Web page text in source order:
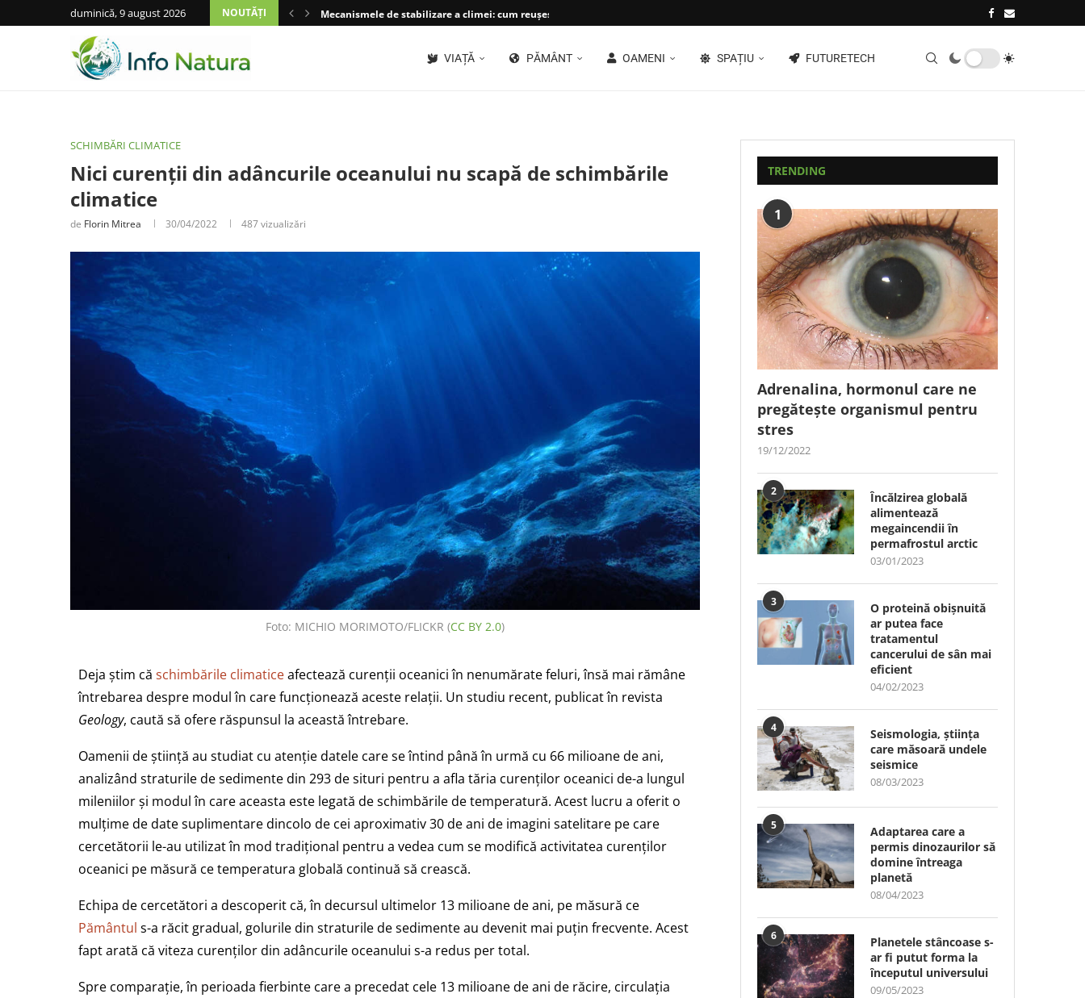
duminică, 9 august 2026 NOUTĂȚI Mecanismele de stabilizare a climei: cum reușește planeta...
VIAȚĂ PĂMÂNT OAMENI SPAȚIU FUTURETECH
SCHIMBĂRI CLIMATICE
Nici curenții din adâncurile oceanului nu scapă de schimbările
climatice
de Florin Mitrea 30/04/2022 487vizualizări
Foto: MICHIO MORIMOTO/FLICKR (CC BY 2.0)
Deja știm că schimbările climaticeafectează curenții oceanici în nenumărate feluri, însă mai rămâne
întrebarea despre modul în care funcționează aceste relații. Un studiu recent, publicat în revista
Geology, caută să ofere răspunsul la această întrebare.
Oamenii de știință au studiat cu atenție datele care se întind până în urmă cu 66 milioane de ani,
analizând straturile de sedimente din 293 de situri pentru a afla tăria curenților oceanici de-a lungul
mileniilor și modul în care aceasta este legată de schimbările de temperatură. Acest lucru a oferit o
mulțime de date suplimentare dincolo de cei aproximativ 30 de ani de imagini satelitare pe care
cercetătorii le-au utilizat în mod tradițional pentru a vedea cum se modifică activitatea curenților
oceanici pe măsură ce temperatura globală continuă să crească.
Echipa de cercetători a descoperit că, în decursul ultimelor 13 milioane de ani, pe măsură ce
Pământul s-a răcit gradual, golurile din straturile de sedimente au devenit mai puțin frecvente. Acest
fapt arată că viteza curenților din adâncurile oceanului s-a redus per total.
Spre comparație, în perioada fierbinte care a precedat cele 13 milioane de ani de răcire, circulația
TRENDING
1
Adrenalina, hormonul care ne
pregătește organismul pentru
stres
19/12/2022
2
Încălzirea globală
alimentează
megaincendii în
permafrostul arctic
03/01/2023
3
O proteină obișnuită
ar putea face
tratamentul
cancerului de sân mai
eficient
04/02/2023
4
Seismologia, știința
care măsoară undele
seismice
08/03/2023
5
Adaptarea care a
permis dinozaurilor să
domine întreaga
planetă
08/04/2023
6
Planetele stâncoase s-
ar fi putut forma la
începutul universului
09/05/2023